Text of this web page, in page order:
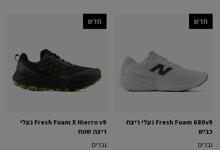
Fresh Foam 680v9 נעלי ריצת
כביש
גברים
חדש
Fresh Foam X Hierro v9 נעלי
ריצה שטח
גברים
חדש